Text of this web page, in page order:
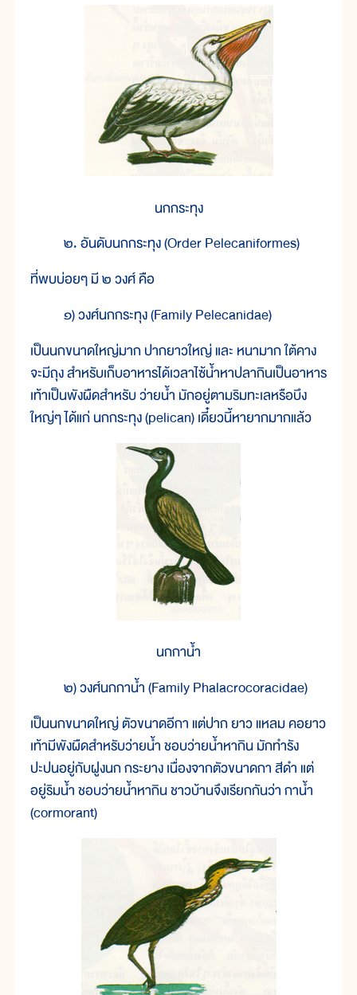
นกกระทุง
๒. อันดับนกกระทุง (Order Pelecaniformes)
ที่พบบ่อยๆ มี ๒ วงศ์ คือ
๑) วงศ์นกกระทุง (Family Pelecanidae)
เป็นนกขนาดใหญ่มาก ปากยาวใหญ่ และ หนามาก ใต้คาง
จะมีถุง สำหรับเก็บอาหารได้เวลาไซ้น้ำหาปลากินเป็นอาหาร
เท้าเป็นพังผืดสำหรับ ว่ายน้ำ มักอยู่ตามริมทะเลหรือบึง
ใหญ่ๆ ได้แก่ นกกระทุง (pelican) เดี๋ยวนี้หายากมากแล้ว
นกกาน้ำ
๒) วงศ์นกกาน้ำ (Family Phalacrocoracidae)
เป็นนกขนาดใหญ่ ตัวขนาดอีกา แต่ปาก ยาว แหลม คอยาว
เท้ามีพังผืดสำหรับว่ายน้ำ ชอบว่ายน้ำหากิน มักทำรัง
ปะปนอยู่กับฝูงนก กระยาง เนื่องจากตัวขนาดกา สีดำ แต่
อยู่ริมน้ำ ชอบว่ายน้ำหากิน ชาวบ้านจึงเรียกกันว่า กาน้ำ
(cormorant)